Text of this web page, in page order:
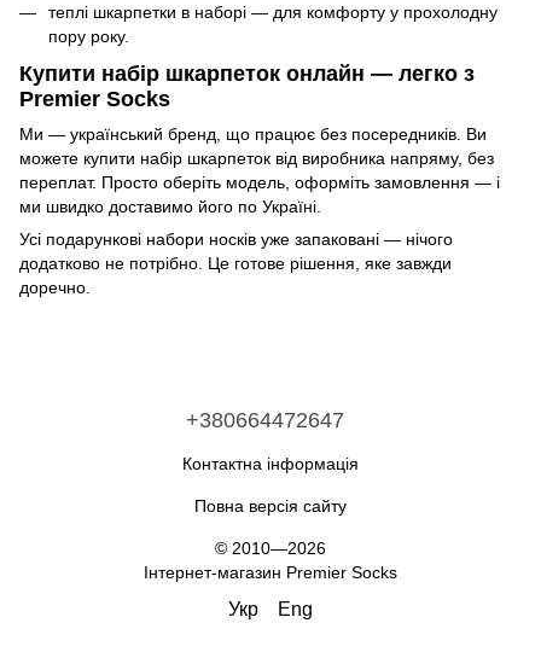
теплі шкарпетки в наборі — для комфорту у прохолодну
пору року.
Купити набір шкарпеток онлайн — легко з
Premier Socks
Ми — український бренд, що працює без посередників. Ви
можете купити набір шкарпеток від виробника напряму, без
переплат. Просто оберіть модель, оформіть замовлення — і
ми швидко доставимо його по Україні.
Усі подарункові набори носків уже запаковані — нічого
додатково не потрібно. Це готове рішення, яке завжди
доречно.
+380664472647
Контактна інформація
Повна версія сайту
© 2010—2026
Інтернет-магазин Premier Socks
Укр Eng